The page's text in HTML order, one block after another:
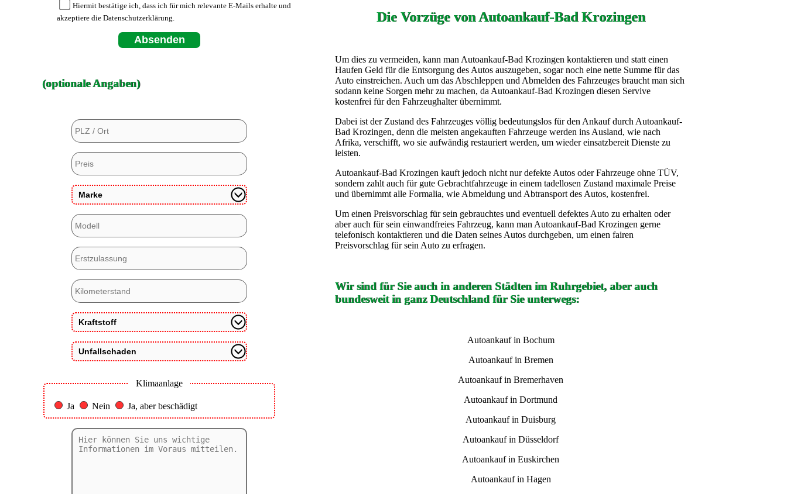
Hiermit bestätige ich, dass ich für mich relevante E-Mails erhalte und
akzeptiere die Datenschutzerklärung.
Absenden
(optionale Angaben)
Klimaanlage
Ja Nein Ja, aber beschädigt
Die Vorzüge von Autoankauf-Bad Krozingen
Um dies zu vermeiden, kann man Autoankauf-Bad Krozingen kontaktieren und statt einen
Haufen Geld für die Entsorgung des Autos auszugeben, sogar noch eine nette Summe für das
Auto einstreichen. Auch um das Abschleppen und Abmelden des Fahrzeuges braucht man sich
sodann keine Sorgen mehr zu machen, da Autoankauf-Bad Krozingen diesen Servive
kostenfrei für den Fahrzeughalter übernimmt.
Dabei ist der Zustand des Fahrzeuges völlig bedeutungslos für den Ankauf durch Autoankauf-
Bad Krozingen, denn die meisten angekauften Fahrzeuge werden ins Ausland, wie nach
Afrika, verschifft, wo sie aufwändig restauriert werden, um wieder einsatzbereit Dienste zu
leisten.
Autoankauf-Bad Krozingen kauft jedoch nicht nur defekte Autos oder Fahrzeuge ohne TÜV,
sondern zahlt auch für gute Gebrachtfahrzeuge in einem tadellosen Zustand maximale Preise
und übernimmt alle Formalia, wie Abmeldung und Abtransport des Autos, kostenfrei.
Um einen Preisvorschlag für sein gebrauchtes und eventuell defektes Auto zu erhalten oder
aber auch für sein einwandfreies Fahrzeug, kann man Autoankauf-Bad Krozingen gerne
telefonisch kontaktieren und die Daten seines Autos durchgeben, um einen fairen
Preisvorschlag für sein Auto zu erfragen.
Wir sind für Sie auch in anderen Städten im Ruhrgebiet, aber auch
bundesweit in ganz Deutschland für Sie unterwegs:
Autoankauf in Bochum
Autoankauf in Bremen
Autoankauf in Bremerhaven
Autoankauf in Dortmund
Autoankauf in Duisburg
Autoankauf in Düsseldorf
Autoankauf in Euskirchen
Autoankauf in Hagen